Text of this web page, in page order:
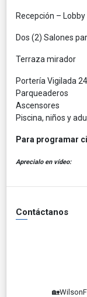
Recepción – Lobby
Dos (2) Salones
Terraza mirador
Portería Vigilada
Parqueaderos
Ascensores
Piscina, niños y
Para programar
Aprecialo en vídeo:
Contáctanos